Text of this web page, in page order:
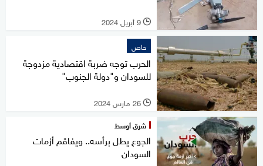
l 9 أبريل 2024
خاص
الحرب توجه ضربة اقتصادية مزدوجة
للسودان و"دولة الجنوب"
l 26 مارس 2024
شرق أوسط
الجوع يطل برأسه.. ويفاقم أزمات
السودان